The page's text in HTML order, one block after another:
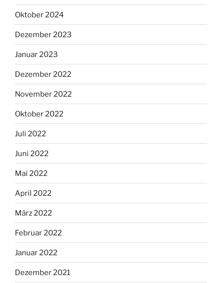
Oktober 2024
Dezember 2023
Januar 2023
Dezember 2022
November 2022
Oktober 2022
Juli 2022
Juni 2022
Mai 2022
April 2022
März 2022
Februar 2022
Januar 2022
Dezember 2021